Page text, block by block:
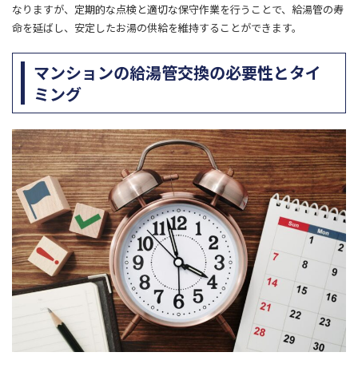
なりますが、定期的な点検と適切な保守作業を行うことで、給湯管の寿
命を延ばし、安定したお湯の供給を維持することができます。
マンションの給湯管交換の必要性とタイ
ミング